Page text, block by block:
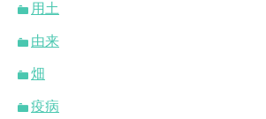
用土
由来
畑
疫病